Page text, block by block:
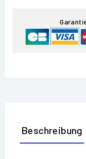
Beschreibung